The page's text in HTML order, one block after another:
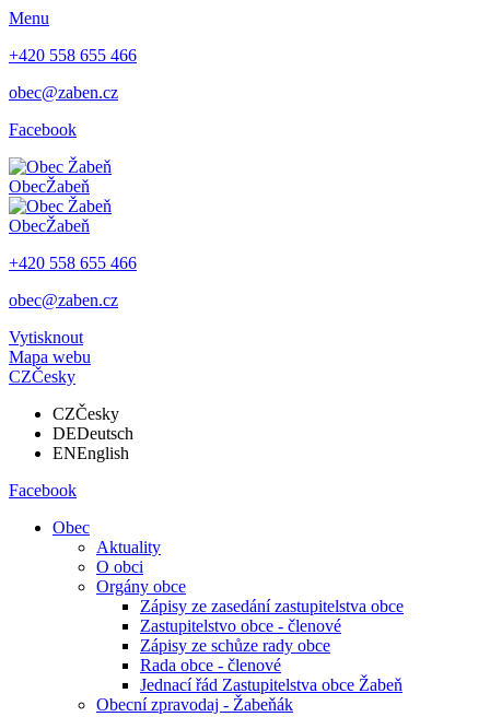
Menu
+420 558 655 466
obec@zaben.cz
Facebook
ObecŽabeň
ObecŽabeň
+420 558 655 466
obec@zaben.cz
Vytisknout
Mapa webu
CZČesky
CZČesky
DEDeutsch
ENEnglish
Facebook
Obec
Aktuality
O obci
Orgány obce
Zápisy ze zasedání zastupitelstva obce
Zastupitelstvo obce - členové
Zápisy ze schůze rady obce
Rada obce - členové
Jednací řád Zastupitelstva obce Žabeň
Obecní zpravodaj - Žabeňák